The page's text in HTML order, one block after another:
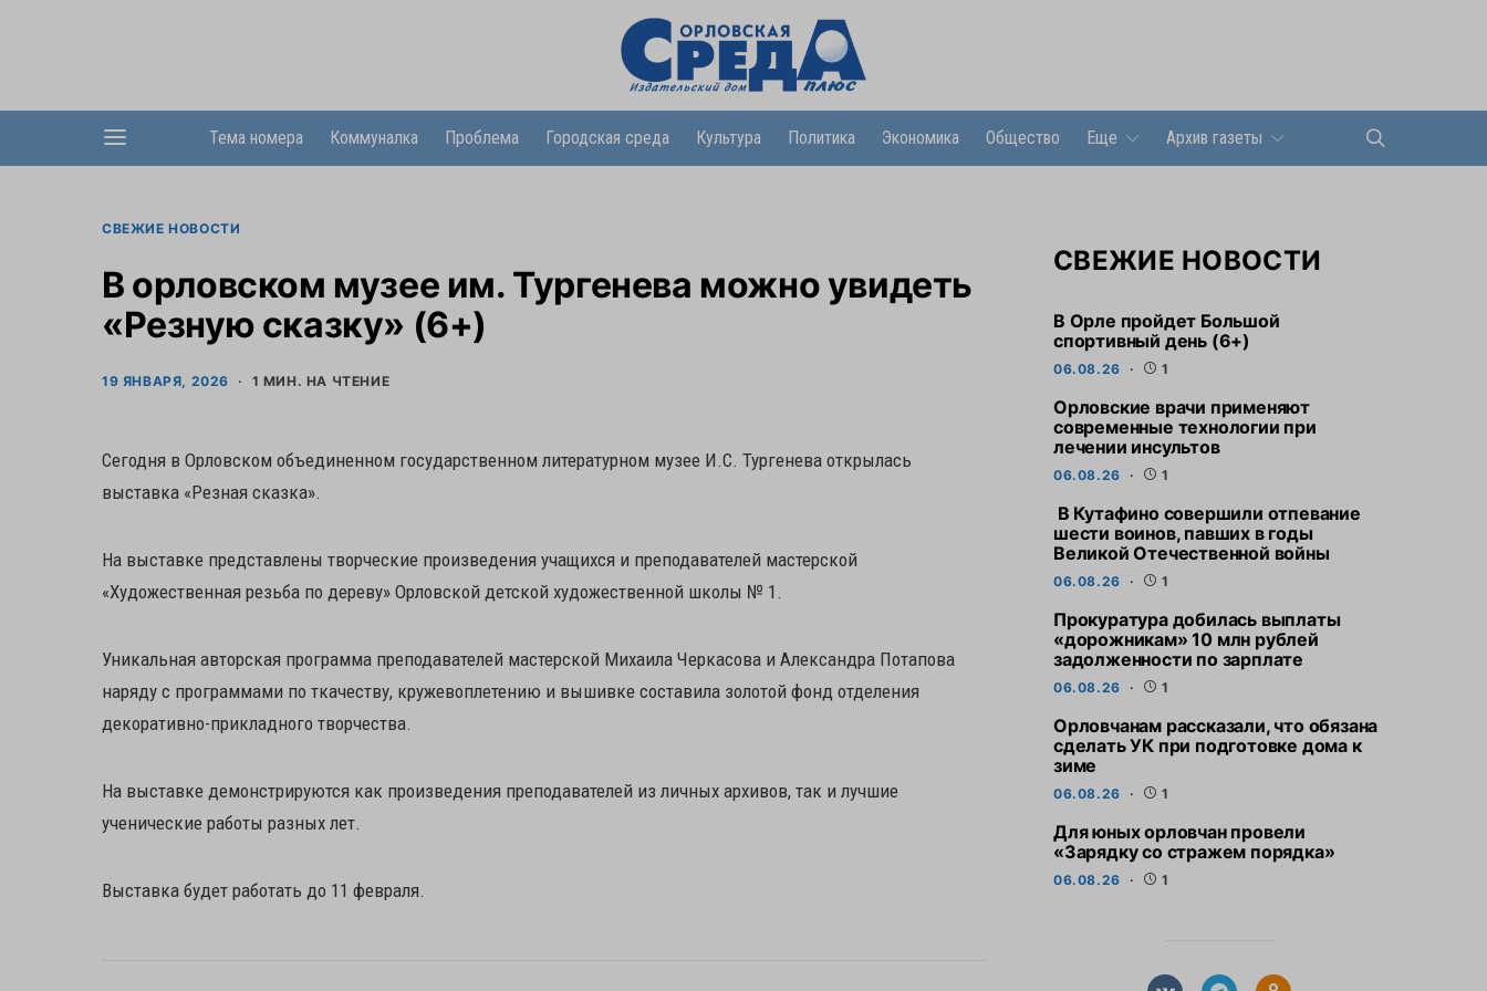
Тема номера Коммуналка Проблема Городская среда Культура Политика Экономика Общество Еще Архив газеты
СВЕЖИЕ НОВОСТИ
В орловском музее им. Тургенева можно увидеть
«Резную сказку» (6+)
19 ЯНВАРЯ, 2026 1 МИН. НА ЧТЕНИЕ
Сегодня в Орловском объединенном государственном литературном музее И.С. Тургенева открылась
выставка «Резная сказка».
На выставке представлены творческие произведения учащихся и преподавателей мастерской
«Художественная резьба по дереву» Орловской детской художественной школы № 1.
Уникальная авторская программа преподавателей мастерской Михаила Черкасова и Александра Потапова
наряду с программами по ткачеству, кружевоплетению и вышивке составила золотой фонд отделения
декоративно-прикладного творчества.
На выставке демонстрируются как произведения преподавателей из личных архивов, так и лучшие
ученические работы разных лет.
Выставка будет работать до 11 февраля.
СВЕЖИЕ НОВОСТИ
В Орле пройдет Большой
спортивный день (6+)
06.08.26 1
Орловские врачи применяют
современные технологии при
лечении инсультов
06.08.26 1
В Кутафино совершили отпевание
шести воинов, павших в годы
Великой Отечественной войны
06.08.26 1
Прокуратура добилась выплаты
«дорожникам» 10 млн рублей
задолженности по зарплате
06.08.26 1
Орловчанам рассказали, что обязана
сделать УК при подготовке дома к
зиме
06.08.26 1
Для юных орловчан провели
«Зарядку со стражем порядка»
06.08.26 1